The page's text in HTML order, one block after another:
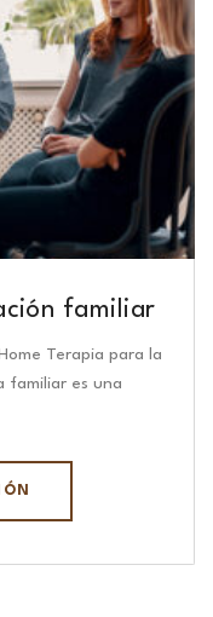
familiar
Terapia para la
familiar es una